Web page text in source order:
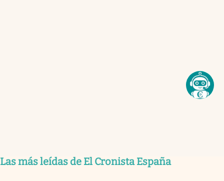
Las más leídas de El Cronista España